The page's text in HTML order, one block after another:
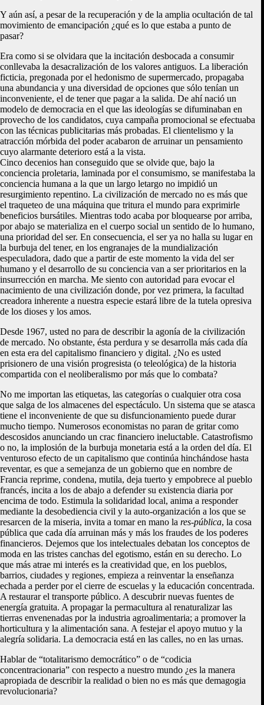
Y aún así, a pesar de la recuperación y de la amplia ocultación de tal
movimiento de emancipación ¿qué es lo que estaba a punto de
pasar?
Era como si se olvidara que la incitación desbocada a consumir
conllevaba la desacralización de los valores antiguos. La liberación
ficticia, pregonada por el hedonismo de supermercado, propagaba
una abundancia y una diversidad de opciones que sólo tenían un
inconveniente, el de tener que pagar a la salida. De ahí nació un
modelo de democracia en el que las ideologías se difuminaban en
provecho de los candidatos, cuya campaña promocional se efectuaba
con las técnicas publicitarias más probadas. El clientelismo y la
atracción mórbida del poder acabaron de arruinar un pensamiento
cuyo alarmante deterioro está a la vista.
Cinco decenios han conseguido que se olvide que, bajo la
conciencia proletaria, laminada por el consumismo, se manifestaba la
conciencia humana a la que un largo letargo no impidió un
resurgimiento repentino. La civilización de mercado no es más que
el traqueteo de una máquina que tritura el mundo para exprimirle
beneficios bursátiles. Mientras todo acaba por bloquearse por arriba,
por abajo se materializa en el cuerpo social un sentido de lo humano,
una prioridad del ser. En consecuencia, el ser ya no halla su lugar en
la burbuja del tener, en los engranajes de la mundialización
especuladora, dado que a partir de este momento la vida del ser
humano y el desarrollo de su conciencia van a ser prioritarios en la
insurrección en marcha. Me siento con autoridad para evocar el
nacimiento de una civilización donde, por vez primera, la facultad
creadora inherente a nuestra especie estará libre de la tutela opresiva
de los dioses y los amos.
Desde 1967, usted no para de describir la agonía de la civilización
de mercado. No obstante, ésta perdura y se desarrolla más cada día
en esta era del capitalismo financiero y digital. ¿No es usted
prisionero de una visión progresista (o teleológica) de la historia
compartida con el neoliberalismo por más que lo combata?
No me importan las etiquetas, las categorías o cualquier otra cosa
que salga de los almacenes del espectáculo. Un sistema que se atasca
tiene el inconveniente de que su disfuncionamiento puede durar
mucho tiempo. Numerosos economistas no paran de gritar como
descosidos anunciando un crac financiero ineluctable. Catastrofismo
o no, la implosión de la burbuja monetaria está a la orden del día. El
venturoso efecto de un capitalismo que continúa hinchándose hasta
reventar, es que a semejanza de un gobierno que en nombre de
Francia reprime, condena, mutila, deja tuerto y empobrece al pueblo
francés, incita a los de abajo a defender su existencia diaria por
encima de todo. Estimula la solidaridad local, anima a responder
mediante la desobediencia civil y la auto-organización a los que se
resarcen de la miseria, invita a tomar en mano la res-pública, la cosa
pública que cada día arruinan más y más los fraudes de los poderes
financieros. Dejemos que los intelectuales debatan los conceptos de
moda en las tristes canchas del egotismo, están en su derecho. Lo
que más atrae mi interés es la creatividad que, en los pueblos,
barrios, ciudades y regiones, empieza a reinventar la enseñanza
echada a perder por el cierre de escuelas y la educación concentrada.
A restaurar el transporte público. A descubrir nuevas fuentes de
energía gratuita. A propagar la permacultura al renaturalizar las
tierras envenenadas por la industria agroalimentaria; a promover la
horticultura y la alimentación sana. A festejar el apoyo mutuo y la
alegría solidaria. La democracia está en las calles, no en las urnas.
Hablar de “totalitarismo democrático” o de “codicia
concentracionaria” con respecto a nuestro mundo ¿es la manera
apropiada de describir la realidad o bien no es más que demagogia
revolucionaria?